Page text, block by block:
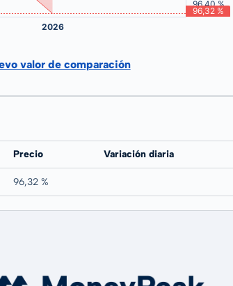
valor de comparación
Precio Variación diaria
96,32 %